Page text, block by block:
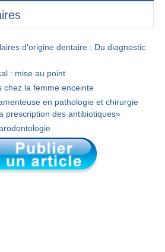
d'origine dentaire : Du diagnostic
: mise au point
chez la femme enceinte
en pathologie et chirurgie
prescription des antibiotiques»